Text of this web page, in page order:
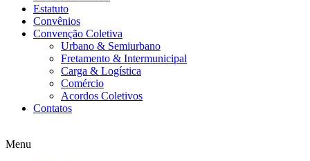
Estatuto
Convênios
Convenção Coletiva
Urbano & Semiurbano
Fretamento & Intermunicipal
Carga & Logística
Comércio
Acordos Coletivos
Contatos
Menu